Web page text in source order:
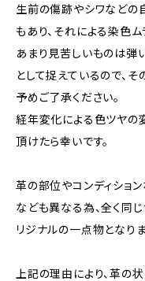
生前の傷跡やシワなどの
もあり、それによる染色ム
あまり見苦しいものは弾
として捉えているので、
予めご了承ください。
経年変化による色ツヤの
頂けたら幸いです。
革の部位やコンディショ
なども異なる為、全く同
リジナルの一点物となりま
上記の理由により、革の